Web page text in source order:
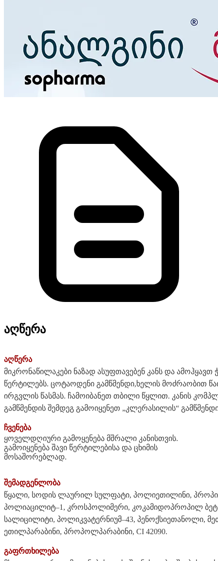
აღწერა
აღწერა
მიკრონაწილაკები ნაზად ასუფთავებენ კანს და ამოჰყავთ
წერტილებს. ცოტაოდენი გამწმენდი,ხელის მოძრაობით
ირგვლის წასმას. ჩამოიბანეთ თბილი წყლით. კანის
გამწმენდის შემდეგ გამოიყენეთ „კლერასილის“
ჩვენება
ყოველდღიური გამოყენება მშრალი კანისთვის.
გამოიყენება შავი წერტილებისა და ცხიმის
მოსაშორებლად.
შემადგენლობა
წყალი, სოდის ლაურილ სულფატი, პოლიეთილინი,
პოლიაცილიტ–1, კროსპოლიმერი, კოკამიდოპროპილ
სალიცილიტი, პოლიკვატერნიუმ–43, პენოქსიეთანოლი,
ეთილპარაბინი, პროპოლპარაბინი, CI 42090.
გაფრთხილება